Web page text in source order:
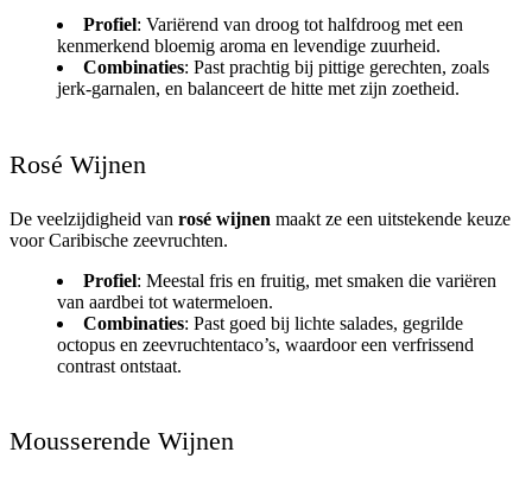
Profiel: Variërend van droog tot halfdroog met een
kenmerkend bloemig aroma en levendige zuurheid.
Combinaties: Past prachtig bij pittige gerechten, zoals
jerk-garnalen, en balanceert de hitte met zijn zoetheid.
Rosé Wijnen
De veelzijdigheid van rosé wijnen maakt ze een uitstekende keuze
voor Caribische zeevruchten.
Profiel: Meestal fris en fruitig, met smaken die variëren
van aardbei tot watermeloen.
Combinaties: Past goed bij lichte salades, gegrilde
octopus en zeevruchtentaco’s, waardoor een verfrissend
contrast ontstaat.
Mousserende Wijnen